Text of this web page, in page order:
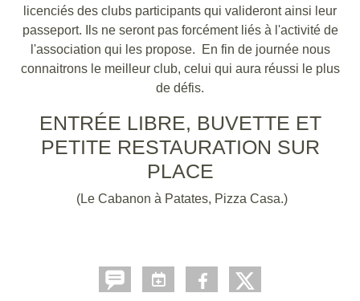
licenciés des clubs participants qui valideront ainsi leur
passeport. Ils ne seront pas forcément liés à l'activité de
l'association qui les propose. En fin de journée nous
connaitrons le meilleur club, celui qui aura réussi le plus
de défis.
ENTRÉE LIBRE, BUVETTE ET
PETITE RESTAURATION SUR
PLACE
(Le Cabanon à Patates, Pizza Casa.)